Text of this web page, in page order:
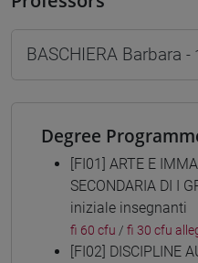
BASCHIERA Barbara -
Degree
[FI01] ARTE E
SECONDARIA DI I
iniziale insegnanti
fi 60 cfu / fi 30 cfu
[FI02] DISCIPLINE